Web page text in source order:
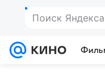
Поиск Яндекса